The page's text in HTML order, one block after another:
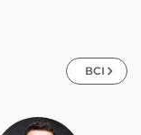
ВСІ